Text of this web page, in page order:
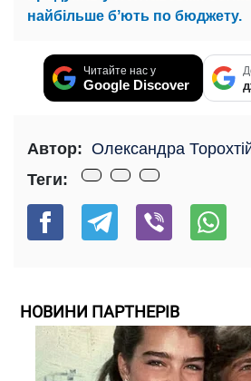
найбільше бʼють по бюджету.
Читайте нас у
Google Discover
Автор: Олександра
Теги:
НОВИНИ ПАРТНЕРІВ